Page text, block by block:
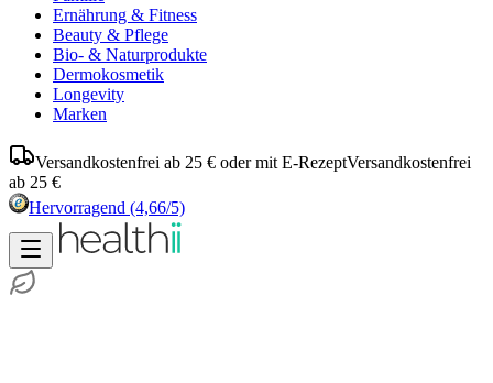
Ernährung & Fitness
Beauty & Pflege
Bio- & Naturprodukte
Dermokosmetik
Longevity
Marken
Versandkostenfrei ab 25 € oder mit E-RezeptVersandkostenfrei
ab 25 €
Hervorragend (4,66/5)